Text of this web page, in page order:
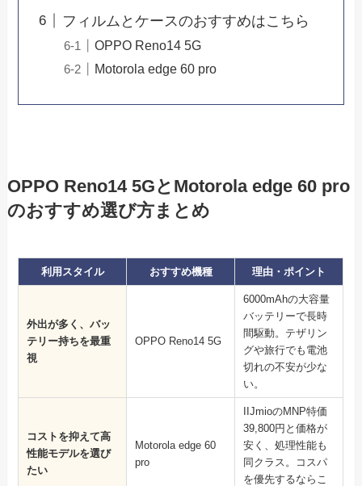
フィルムとケースのおすすめはこちら
OPPO Reno14 5G
Motorola edge 60 pro
OPPO Reno14 5GとMotorola edge 60 pro
のおすすめ選び方まとめ
利用スタイル おすすめ機種 理由・ポイント
外出が多く、バッ
テリー持ちを最重
視
OPPO Reno14 5G
6000mAhの大容量
バッテリーで長時
間駆動。テザリン
グや旅行でも電池
切れの不安が少な
い。
コストを抑えて高
性能モデルを選び
たい
Motorola edge 60
pro
IIJmioのMNP特価
39,800円と価格が
安く、処理性能も
同クラス。コスパ
を優先するならこ